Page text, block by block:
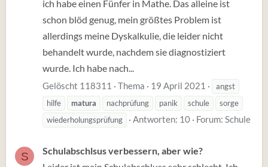
ich habe einen Fünfer in Mathe. Das alleine ist
schon blöd genug, mein größtes Problem ist
allerdings meine Dyskalkulie, die leider nicht
behandelt wurde, nachdem sie diagnostiziert
wurde. Ich habe nach...
Gelöscht 118311 Thema 19 April 2021
angst
hilfe
matura nachprüfung panik schule
sorge
wiederholungsprüfung
Antworten: 10 Forum: Schule
S
Schulabschlsus verbessern, aber wie?